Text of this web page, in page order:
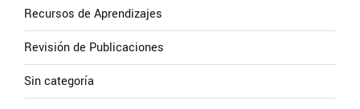
Recursos de Aprendizajes
Revisión de Publicaciones
Sin categoría